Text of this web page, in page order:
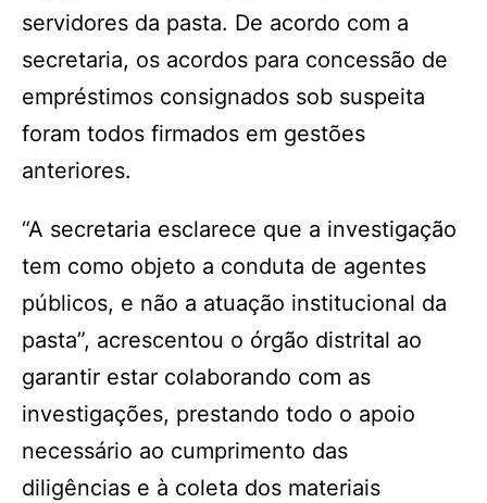
servidores da pasta. De acordo com a
secretaria, os acordos para concessão de
empréstimos consignados sob suspeita
foram todos firmados em gestões
anteriores.
“A secretaria esclarece que a investigação
tem como objeto a conduta de agentes
públicos, e não a atuação institucional da
pasta”, acrescentou o órgão distrital ao
garantir estar colaborando com as
investigações, prestando todo o apoio
necessário ao cumprimento das
diligências e à coleta dos materiais